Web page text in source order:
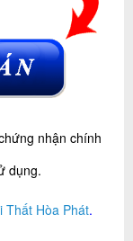
nhận chính
dụng.
Thất Hòa Phát.